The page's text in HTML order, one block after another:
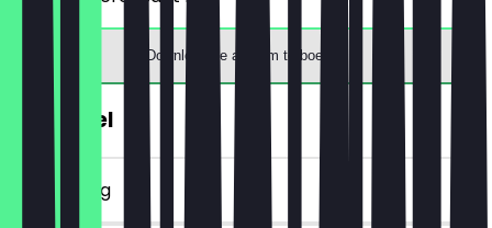
Download de app om te boeken
€1 Pretzel
~€ 1 korting